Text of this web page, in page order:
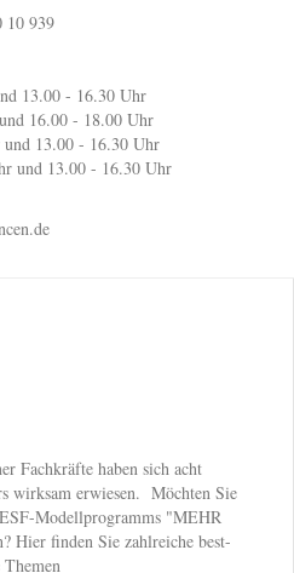
10 939
13.00 - 16.30 Uhr
16.00 - 18.00 Uhr
13.00 - 16.30 Uhr
und 13.00 - 16.30 Uhr
Fachkräfte haben sich acht
wirksam erwiesen. Möchten Sie
Modellprogramms "MEHR
Hier finden Sie zahlreiche best-
Themen